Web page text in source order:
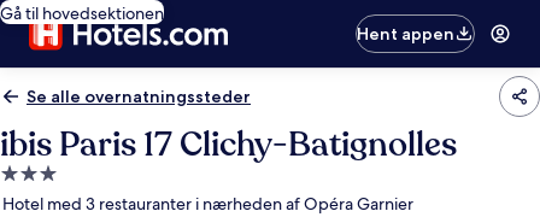
Gå til hovedsektionen
Hent appen
Se alle overnatningssteder
ibis Paris 17 Clichy-Batignolles
3.0-
stjernet
Hotel med 3 restauranter i nærheden af Opéra Garnier